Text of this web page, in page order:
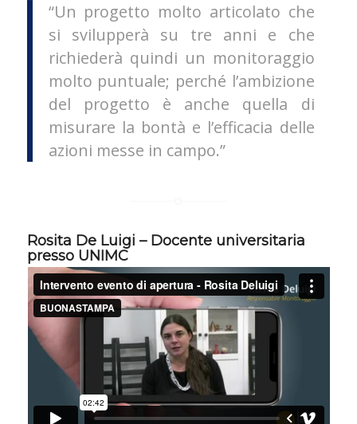
“Un progetto molto articolato che
si svilupperà su tre anni e che
richiederà quindi un monitoraggio
molto puntuale; perché l’ambizione
del progetto è anche quella di
misurare la bontà e l’efficacia delle
azioni messe in campo.”
Rosita De Luigi – Docente universitaria
presso UNIMC